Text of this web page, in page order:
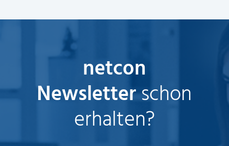
netcon
Newsletterschon
erhalten?